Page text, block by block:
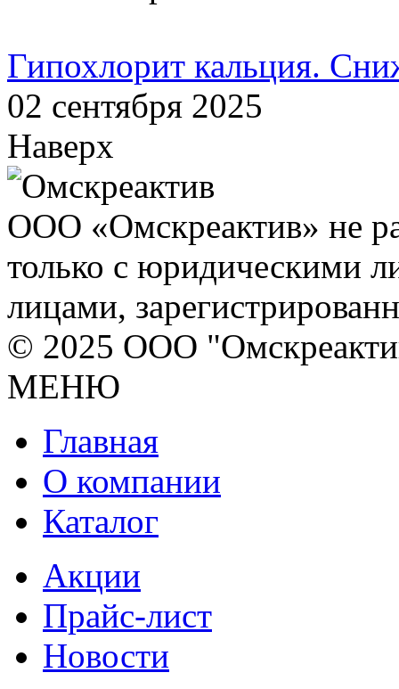
Гипохлорит кальция.
02 сентября 2025
Наверх
ООО «Омскреактив» не
только с юридическими
лицами,
© 2025 ООО
МЕНЮ
Главная
О компании
Каталог
Акции
Прайс-лист
Новости